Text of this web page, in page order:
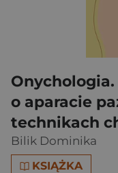
o aparacie
technikach
Bilik Dominika
KSIĄŻKA